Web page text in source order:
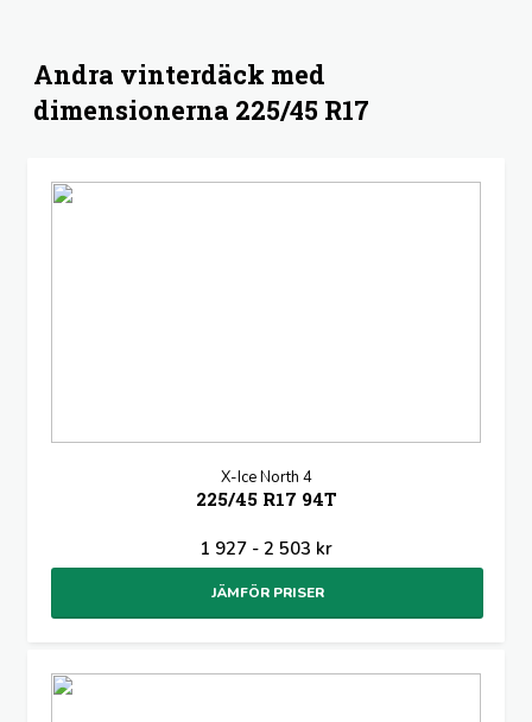
Andra vinterdäck med
dimensionerna 225/45 R17
X-Ice North 4
225/45 R17 94T
1 927 - 2 503 kr
JÄMFÖR PRISER